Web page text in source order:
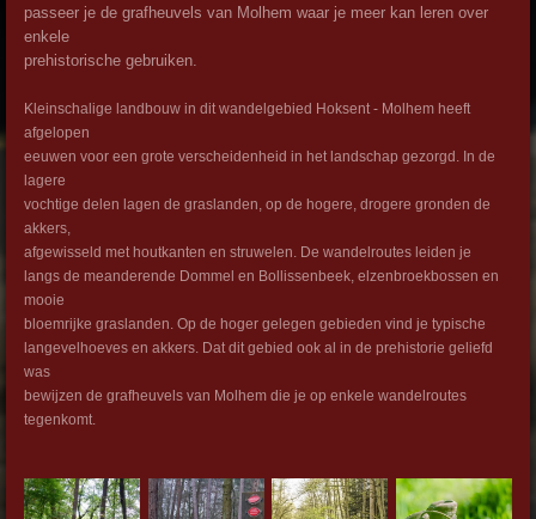
passeer je de grafheuvels van Molhem waar je meer kan leren over
enkele
prehistorische gebruiken.
Kleinschalige landbouw in dit wandelgebied Hoksent - Molhem heeft
afgelopen
eeuwen voor een grote verscheidenheid in het landschap gezorgd. In de
lagere
vochtige delen lagen de graslanden, op de hogere, drogere gronden de
akkers,
afgewisseld met houtkanten en struwelen. De wandelroutes leiden je
langs de meanderende Dommel en Bollissenbeek, elzenbroekbossen en
mooie
bloemrijke graslanden. Op de hoger gelegen gebieden vind je typische
langevelhoeves en akkers. Dat dit gebied ook al in de prehistorie geliefd
was
bewijzen de grafheuvels van Molhem die je op enkele wandelroutes
tegenkomt.